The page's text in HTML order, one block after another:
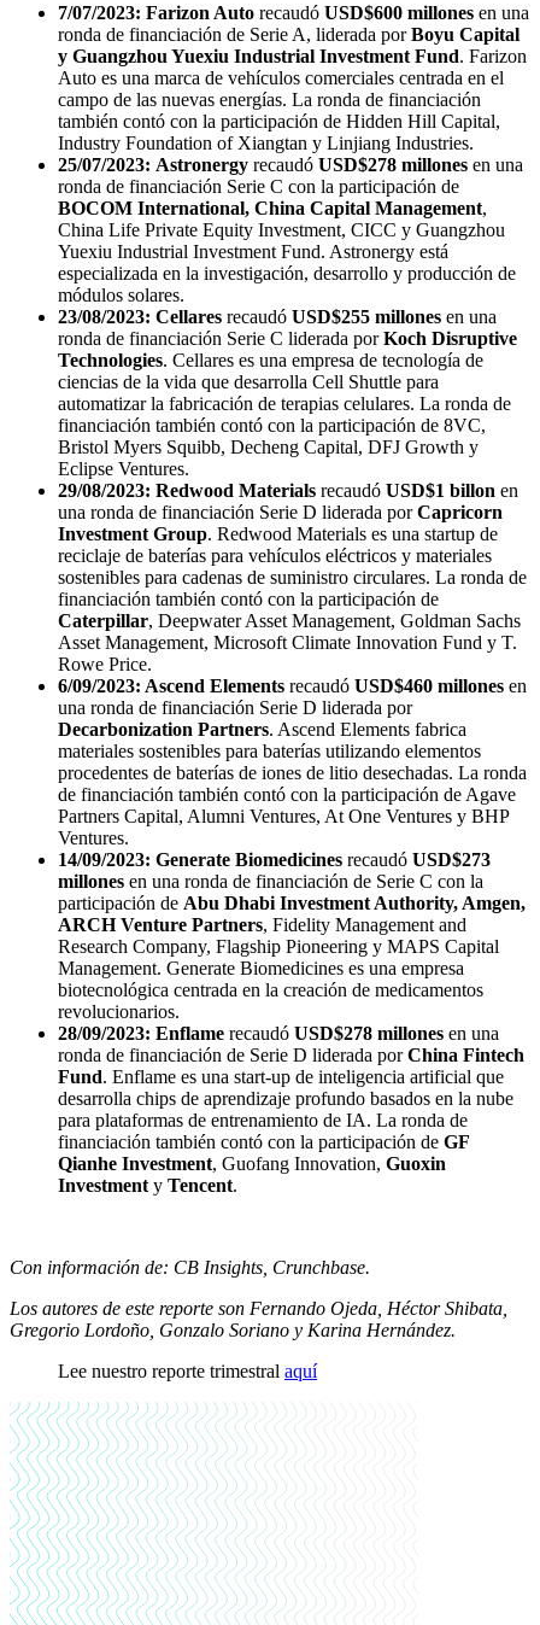
7/07/2023: Farizon Auto recaudó USD$600 millones en una
ronda de financiación de Serie A, liderada porBoyu Capital
y Guangzhou Yuexiu Industrial Investment Fund. Farizon
Auto es una marca de vehículos comerciales centrada en el
campo de las nuevas energías. La ronda de financiación
también contó con la participación de Hidden Hill Capital,
Industry Foundation of Xiangtan y Linjiang Industries.
25/07/2023: Astronergy recaudó USD$278 millones en una
ronda de financiación Serie C con la participación de
BOCOM International, China Capital Management,
China Life Private Equity Investment, CICC y Guangzhou
Yuexiu Industrial Investment Fund. Astronergy está
especializada en la investigación, desarrollo y producción de
módulos solares.
23/08/2023: Cellares recaudó USD$255 millones en una
ronda de financiación Serie C liderada porKoch Disruptive
Technologies. Cellares es una empresa de tecnología de
ciencias de la vida que desarrolla Cell Shuttle para
automatizar la fabricación de terapias celulares. La ronda de
financiación también contó con la participación de 8VC,
Bristol Myers Squibb, Decheng Capital, DFJ Growth y
Eclipse Ventures.
29/08/2023: Redwood Materials recaudó USD$1 billon en
una ronda de financiación Serie D liderada porCapricorn
Investment Group. Redwood Materials es una startup de
reciclaje de baterías para vehículos eléctricos y materiales
sostenibles para cadenas de suministro circulares. La ronda de
financiación también contó con la participación de
Caterpillar, Deepwater Asset Management, Goldman Sachs
Asset Management, Microsoft Climate Innovation Fund y T.
Rowe Price.
6/09/2023: Ascend Elements recaudó USD$460 millones en
una ronda de financiación Serie D liderada por
Decarbonization Partners. Ascend Elements fabrica
materiales sostenibles para baterías utilizando elementos
procedentes de baterías de iones de litio desechadas. La ronda
de financiación también contó con la participación de Agave
Partners Capital, Alumni Ventures, At One Ventures y BHP
Ventures.
14/09/2023: Generate Biomedicines recaudó USD$273
millones en una ronda de financiación de Serie C con la
participación de Abu Dhabi Investment Authority, Amgen,
ARCH Venture Partners, Fidelity Management and
Research Company, Flagship Pioneering y MAPS Capital
Management. Generate Biomedicines es una empresa
biotecnológica centrada en la creación de medicamentos
revolucionarios.
28/09/2023: Enflame recaudó USD$278 millones en una
ronda de financiación de Serie D liderada porChina Fintech
Fund. Enflame es una start-up de inteligencia artificial que
desarrolla chips de aprendizaje profundo basados en la nube
para plataformas de entrenamiento de IA. La ronda de
financiación también contó con la participación de GF
Qianhe Investment, Guofang Innovation, Guoxin
Investment y Tencent.
Con información de: CB Insights, Crunchbase.
Los autores de este reporte son Fernando Ojeda, Héctor Shibata,
Gregorio Lordoño, Gonzalo Soriano y Karina Hernández.
Lee nuestro reporte trimestral aquí